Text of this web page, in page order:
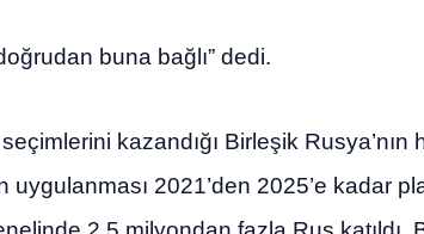
buna bağlı” dedi.
kazandığı Birleşik Rusya’nın
uygulanması 2021’den 2025’e kadar